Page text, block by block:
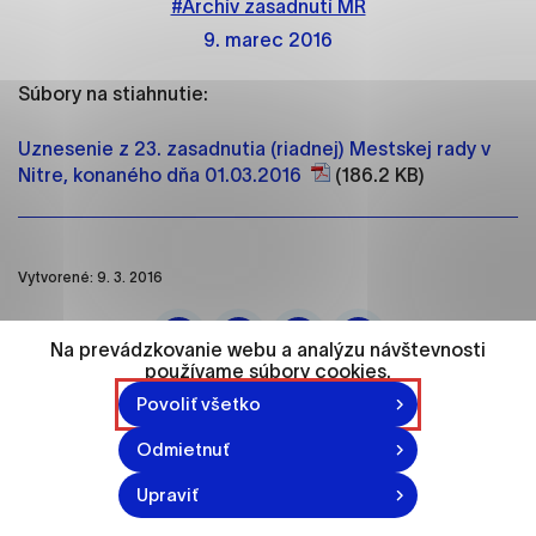
9. marec 2016
#Archív zasadnutí MR
Súbory na stiahnutie:
Uznesenie z 23. zasadnutia (riadnej) Mestskej rady v
Nitre, konaného dňa 01.03.2016
(186.2 KB)
Vytvorené: 9. 3. 2016
Na prevádzkovanie webu a analýzu návštevnosti
používame súbory cookies.
Povoliť všetko
Odmietnuť
Upraviť
ako je navigácia na stránke a prístup k
zabezpečeným oblastiam webovej stránky. Bez
fungovať.
Analytické cookies
Analytické cookies pomáhajú prevádzkovateľovi
stránok pochopiť, ako návštevníci stránok stránku
konkrétnou osobou.
Označiť všetko
Uložiť nastavenia
Viac informácií